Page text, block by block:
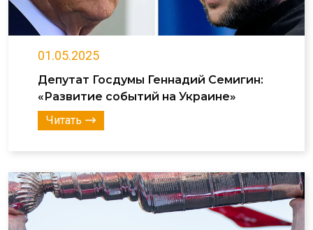
01.05.2025
Депутат Госдумы Геннадий Семигин:
«Развитие событий на Украине»
Читать